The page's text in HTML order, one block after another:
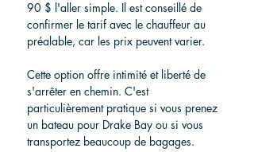
90 $ l'aller simple. Il est conseillé de
confirmer le tarif avec le chauffeur au
préalable, car les prix peuvent varier.
Cette option offre intimité et liberté de
s'arrêter en chemin. C'est
particulièrement pratique si vous prenez
un bateau pour Drake Bay ou si vous
transportez beaucoup de bagages.